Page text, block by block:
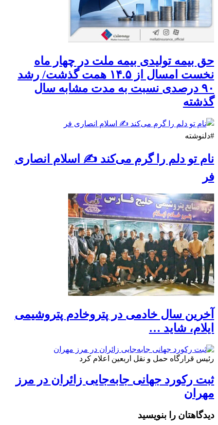
حق بیمه تولیدی بیمه ملت در چهار ماه
نخست امسال از ۱۴.۵ همت گذشت/ رشد
۹۰ درصدی نسبت به مدت مشابه سال
گذشته
#دلنوشته
نام تو دلم را گرم می‌کند ✍️ اسلام انصاری
فر
آخرین سال خادمی در پتروخادم پتروشیمی
ایلام، شاید …
رئیس قرارگاه حمل و نقل اربعین اعلام کرد
ثبت رکورد جهانی جابه‌جایی زائران در مرز
مهران
دیدگاهتان را بنویسید